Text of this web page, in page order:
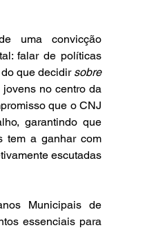
uma convicção
falar de políticas
que decidir sobre
no centro da
que o CNJ
garantindo que
tem a ganhar com
escutadas
Municipais de
essenciais para